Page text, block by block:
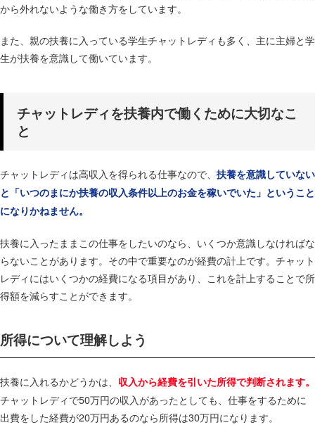
から外れないような働き方をしています。
また、親の扶養に入っている学生チャットレディも多く、主に主婦と学
生が扶養を意識して働いています。
チャットレディを扶養内で働くために大切なこ
と
チャットレディは高収入を得られる仕事なので、 扶養を意識していない
と「いつのまにか扶養の収入条件以上のお金を稼いでいた」ということ
になりかねません。
扶養に入ったままこの仕事をしたいのなら、いくつか意識しなければな
らないことがあります。その中で重要なのが経費の計上です。チャット
レディにはいくつかの経費になる項目があり、これを計上することで所
得額を減らすことができます。
所得について理解しよう
扶養に入れるかどうかは、 収入から経費を引いた所得で判断されます。
チャットレディで50万円の収入があったとしても、仕事をするために
出費をした経費が20万円あるのなら所得は30万円になります。